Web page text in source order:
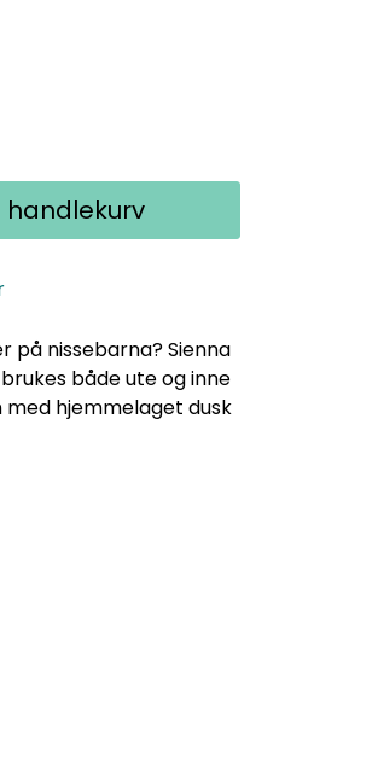
handlekurv
på nissebarna? Sienna
både ute og inne
hjemmelaget dusk